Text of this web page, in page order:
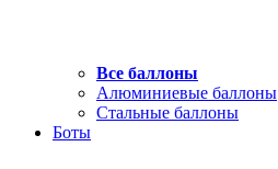
Все баллоны
Алюминиевые баллоны
Стальные баллоны
Боты